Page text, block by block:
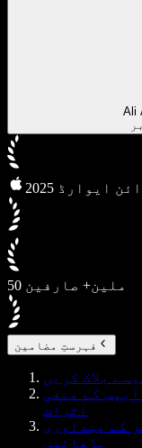
Ali
ایوارڈ
50 ملین+ صارفین
فہرستِ مضامین
بلاک کریں
کے منفی
اثرات
کے پیداوری
بڑھائیں